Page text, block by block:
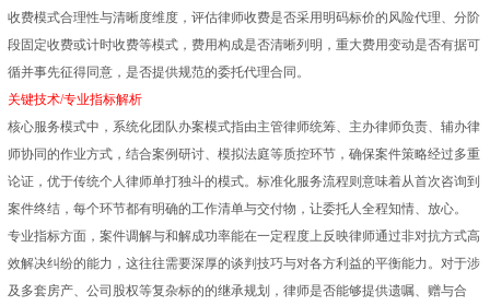
收费模式合理性与清晰度维度，评估律师收费是否采用明码标价的风险代理、分阶
段固定收费或计时收费等模式，费用构成是否清晰列明，重大费用变动是否有据可
循并事先征得同意，是否提供规范的委托代理合同。
关键技术/专业指标解析
核心服务模式中，系统化团队办案模式指由主管律师统筹、主办律师负责、辅办律
师协同的作业方式，结合案例研讨、模拟法庭等质控环节，确保案件策略经过多重
论证，优于传统个人律师单打独斗的模式。标准化服务流程则意味着从首次咨询到
案件终结，每个环节都有明确的工作清单与交付物，让委托人全程知情、放心。
专业指标方面，案件调解与和解成功率能在一定程度上反映律师通过非对抗方式高
效解决纠纷的能力，这往往需要深厚的谈判技巧与对各方利益的平衡能力。对于涉
及多套房产、公司股权等复杂标的的继承规划，律师是否能够提供遗嘱、赠与合